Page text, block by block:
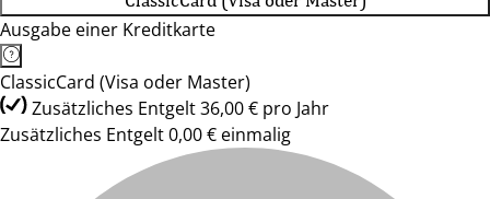
Ausgabe einer Kreditkarte
ClassicCard (Visa oder Master)
Zusätzliches Entgelt 36,00 € pro Jahr
Zusätzliches Entgelt 0,00 € einmalig